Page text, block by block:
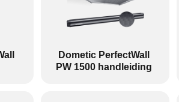
Dometic PerfectWall
PW 1500 handleiding